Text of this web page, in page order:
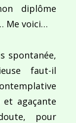
diplôme
Me voici…
spontanée,
faut-il
agaçante
pour